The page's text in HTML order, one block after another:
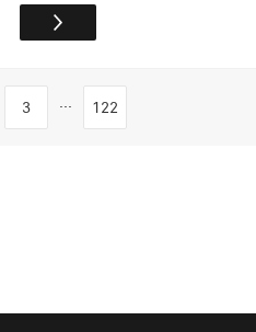
3 ... 122